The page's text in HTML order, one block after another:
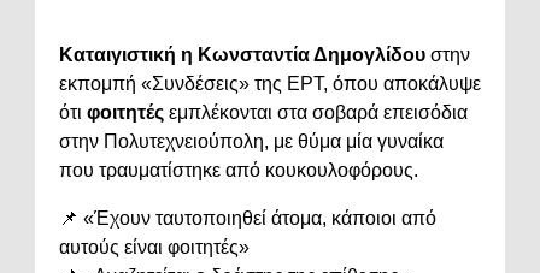
Καταιγιστική η ΚωνσταντίαΔημογλίδου στην
εκπομπή «Συνδέσεις» της ΕΡΤ, όπου αποκάλυψε
ότι φοιτητές εμπλέκονται στα σοβαρά επεισόδια
στην Πολυτεχνειούπολη, με θύμα μία γυναίκα
που τραυματίστηκε από κουκουλοφόρους.
📌 «Έχουν ταυτοποιηθεί άτομα, κάποιοι από
αυτούς είναι φοιτητές»